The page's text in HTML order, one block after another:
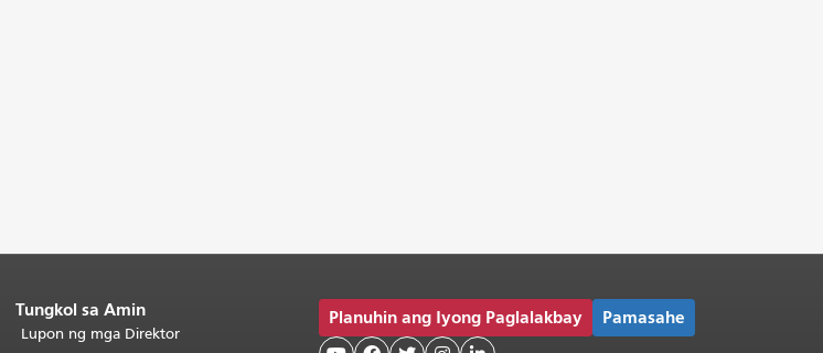
Tungkol sa Amin
Lupon ng mga Direktor
Planuhin ang Iyong Paglalakbay Pamasahe